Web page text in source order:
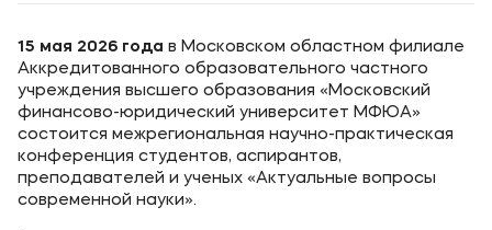
Выпускникам
Карьера
Аспирантура
Институт дополнительного образования
15 мая 2026 года в Московском областном филиале
Аккредитованного образовательного частного
учреждения высшего образования «Московский
финансово-юридический университет МФЮА»
состоится межрегиональная научно-практическая
конференция студентов, аспирантов,
преподавателей и ученых «Актуальные вопросы
современной науки».